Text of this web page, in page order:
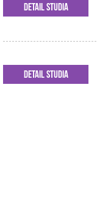
Detail studia
Detail studia